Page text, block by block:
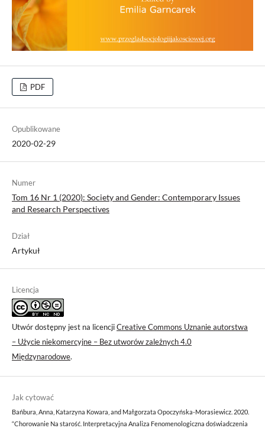
PDF
Opublikowane
2020-02-29
Numer
Tom 16 Nr 1 (2020): Society and Gender: Contemporary Issues
and Research Perspectives
Dział
Artykuł
Licencja
Utwór dostępny jest na licencjiCreative Commons Uznanie autorstwa
– Użycie niekomercyjne – Bez utworów zależnych 4.0
Międzynarodowe.
Jak cytować
Bańbura, Anna, Katarzyna Kowara, and Małgorzata Opoczyńska-Morasiewicz. 2020.
“Chorowanie Na starość. Interpretacyjna Analiza Fenomenologiczna doświadczenia